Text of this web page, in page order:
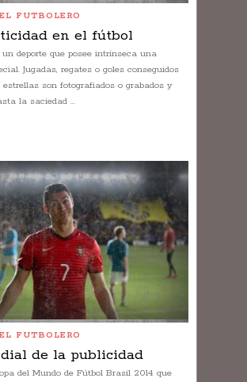
FUTBOLERO
en el fútbol
deporte que posee intrínseca una
Jugadas, regates o goles conseguidos
estrellas son fotografiados o grabados y
la saciedad ...
FUTBOLERO
de la publicidad
del Mundo de Fútbol Brasil 2014 que